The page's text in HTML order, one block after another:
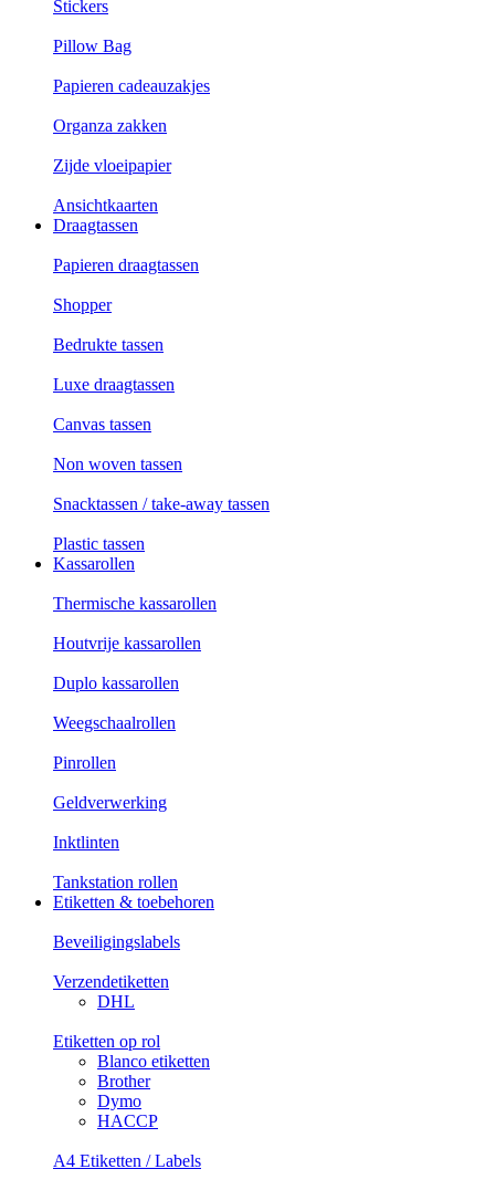
Stickers
Pillow Bag
Papieren cadeauzakjes
Organza zakken
Zijde vloeipapier
Ansichtkaarten
Draagtassen
Papieren draagtassen
Shopper
Bedrukte tassen
Luxe draagtassen
Canvas tassen
Non woven tassen
Snacktassen / take-away tassen
Plastic tassen
Kassarollen
Thermische kassarollen
Houtvrije kassarollen
Duplo kassarollen
Weegschaalrollen
Pinrollen
Geldverwerking
Inktlinten
Tankstation rollen
Etiketten & toebehoren
Beveiligingslabels
Verzendetiketten
DHL
Etiketten op rol
Blanco etiketten
Brother
Dymo
HACCP
A4 Etiketten / Labels